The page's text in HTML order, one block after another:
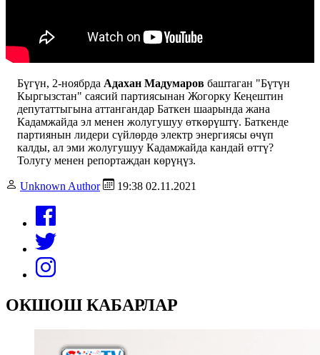
Бүгүн, 2-ноябрда Адахан Мадумаров баштаган "Бүтүн
Кыргызстан" саясий партиясынан Жогорку Кеңештин
депутаттыгына аттангандар Баткен шаарында жана
Кадамжайда эл менен жолугушуу өткөрүштү. Баткенде
партиянын лидери сүйлөрдө электр энергиясы өчүп
калды, ал эми жолугушуу Кадамжайда кандай өттү?
Толугу менен репортаждан көрүңүз.
Unknown Author 19:38 02.11.2021
ОКШОШ КАБАРЛАР